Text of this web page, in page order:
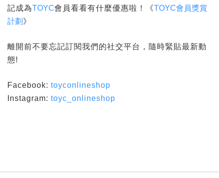
記成為TOYC會員看看有什麼優惠啦！《TOYC會員獎賞
計劃 》
離開前不要忘記訂閱我們的社交平台，隨時緊貼最新動
態!
Facebook: toyconlineshop
Instagram: toyc_onlineshop